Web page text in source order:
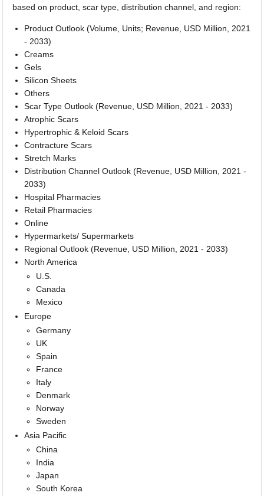
based on product, scar type, distribution channel, and region:
Product Outlook (Volume, Units; Revenue, USD Million, 2021
- 2033)
Creams
Gels
Silicon Sheets
Others
Scar Type Outlook (Revenue, USD Million, 2021 - 2033)
Atrophic Scars
Hypertrophic & Keloid Scars
Contracture Scars
Stretch Marks
Distribution Channel Outlook (Revenue, USD Million, 2021 -
2033)
Hospital Pharmacies
Retail Pharmacies
Online
Hypermarkets/ Supermarkets
Regional Outlook (Revenue, USD Million, 2021 - 2033)
North America
U.S.
Canada
Mexico
Europe
Germany
UK
Spain
France
Italy
Denmark
Norway
Sweden
Asia Pacific
China
India
Japan
South Korea